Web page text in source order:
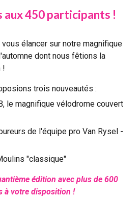
450 participants !
élancer sur notre magnifique
dont nous fêtions la
!
trois nouveautés :
le magnifique vélodrome couvert
de l'équipe pro Van Rysel -
"classique"
édition avec plus de 600
à votre disposition !